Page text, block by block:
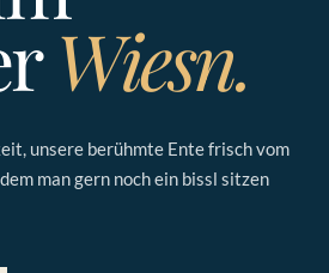
Wiesn.
unsere berühmte Ente frisch vom
man gern noch ein bissl sitzen